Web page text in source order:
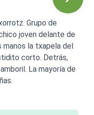
Grupo de
joven delante de
manos la txapela del
corto. Detrás,
La mayoría de